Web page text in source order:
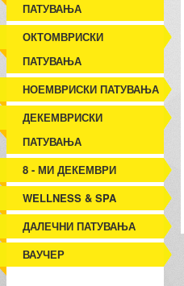
ПАТУВАЊА
ОКТОМВРИСКИ
ПАТУВАЊА
НОЕМВРИСКИ ПАТУВАЊА
ДЕКЕМВРИСКИ
ПАТУВАЊА
8 - МИ ДЕКЕМВРИ
WELLNESS & SPA
ДАЛЕЧНИ ПАТУВАЊА
ВАУЧЕР